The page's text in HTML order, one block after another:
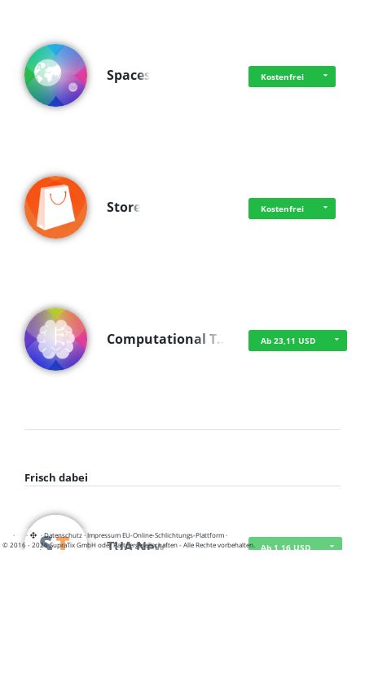
Spaces Kostenfrei
Store Kostenfrei
Computational T… Ab 23,11 USD
Frisch dabei
TUA News Ab 1,16 USD
· · ·Datenschutz·Impressum EU-Online-Schlichtungs-Plattform·
© 2016 - 2026 SupraTix GmbH oder Partnergesellschaften - Alle Rechte vorbehalten.